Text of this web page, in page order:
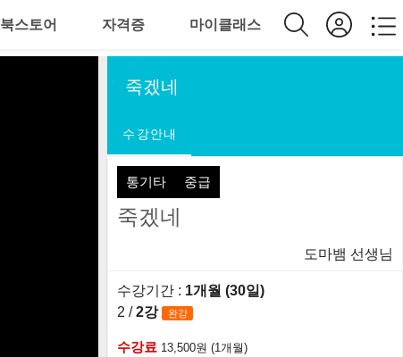
북스토어 자격증 마이클래스
죽겠네
수강안내
통기타 중급
죽겠네
도마뱀 선생님
수강기간 : 1개월 (30일)
2 /2강 완강
수강료 13,500원 (1개월)